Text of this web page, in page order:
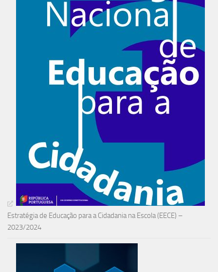
Estratégia de Educação para a Cidadania na Escola (EECE) –
2023/2024